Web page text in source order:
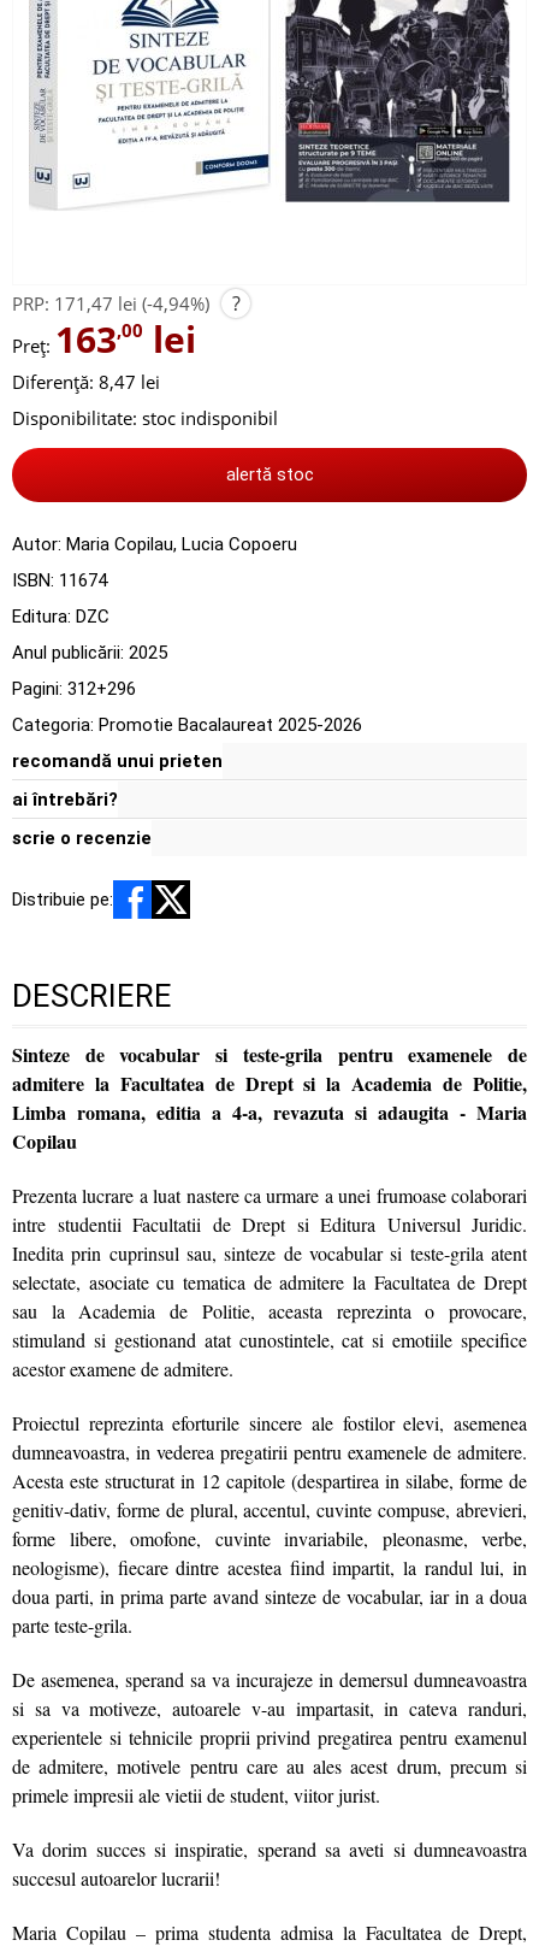
PRP: 171,47 lei (-4,94%) ?
Preț: 163,00 lei
Diferență: 8,47 lei
Disponibilitate: stoc indisponibil
alertă stoc
Autor: Maria Copilau, Lucia Copoeru
ISBN: 11674
Editura: DZC
Anul publicării: 2025
Pagini: 312+296
Categoria: Promotie Bacalaureat 2025-2026
recomandă unui prieten
ai întrebări?
scrie o recenzie
Distribuie pe:
DESCRIERE
Sinteze de vocabular si teste-grila pentru examenele de
admitere la Facultatea de Drept si la Academia de Politie,
Limba romana, editia a 4-a, revazuta si adaugita - Maria
Copilau
Prezenta lucrare a luat nastere ca urmare a unei frumoase colaborari
intre studentii Facultatii de Drept si Editura Universul Juridic.
Inedita prin cuprinsul sau, sinteze de vocabular si teste-grila atent
selectate, asociate cu tematica de admitere la Facultatea de Drept
sau la Academia de Politie, aceasta reprezinta o provocare,
stimuland si gestionand atat cunostintele, cat si emotiile specifice
acestor examene de admitere.
Proiectul reprezinta eforturile sincere ale fostilor elevi, asemenea
dumneavoastra, in vederea pregatirii pentru examenele de admitere.
Acesta este structurat in 12 capitole (despartirea in silabe, forme de
genitiv-dativ, forme de plural, accentul, cuvinte compuse, abrevieri,
forme libere, omofone, cuvinte invariabile, pleonasme, verbe,
neologisme), fiecare dintre acestea fiind impartit, la randul lui, in
doua parti, in prima parte avand sinteze de vocabular, iar in a doua
parte teste-grila.
De asemenea, sperand sa va incurajeze in demersul dumneavoastra
si sa va motiveze, autoarele v-au impartasit, in cateva randuri,
experientele si tehnicile proprii privind pregatirea pentru examenul
de admitere, motivele pentru care au ales acest drum, precum si
primele impresii ale vietii de student, viitor jurist.
Va dorim succes si inspiratie, sperand sa aveti si dumneavoastra
succesul autoarelor lucrarii!
Maria Copilau – prima studenta admisa la Facultatea de Drept,